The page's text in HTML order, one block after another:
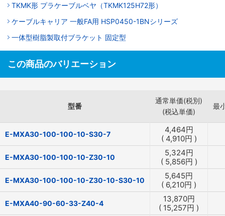
TKMK形 プラケーブルベヤ（TKMK125H72形）
ケーブルキャリア 一般FA用 HSP0450-1BNシリーズ
一体型樹脂製取付ブラケット 固定型
この商品のバリエーション
型番
通常単価(税別)
(税込単価)
最
E-MXA30-100-100-10-S30-7 4,464円
( 4,910円 )
E-MXA30-100-100-10-Z30-10 5,324円
( 5,856円 )
E-MXA30-100-100-10-Z30-10-S30-10 5,645円
( 6,210円 )
E-MXA40-90-60-33-Z40-4 13,870円
( 15,257円 )